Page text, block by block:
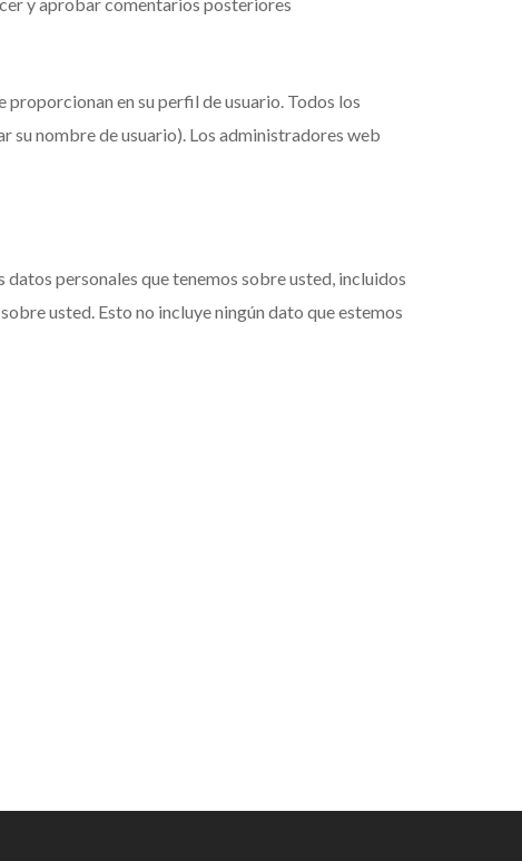
en su perfil de usuario. Todos los
su nombre de usuario). Los administradores web
personales que tenemos sobre usted, incluidos
usted. Esto no incluye ningún dato que estemos